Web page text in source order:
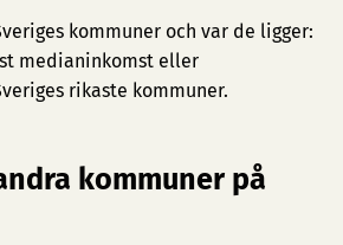
kommuner och var de ligger:
medianinkomst eller
rikaste kommuner.
kommuner på